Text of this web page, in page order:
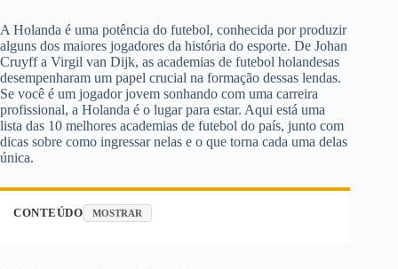
A Holanda é uma potência do futebol, conhecida por produzir
alguns dos maiores jogadores da história do esporte. De Johan
Cruyff a Virgil van Dijk, as academias de futebol holandesas
desempenharam um papel crucial na formação dessas lendas.
Se você é um jogador jovem sonhando com uma carreira
profissional, a Holanda é o lugar para estar. Aqui está uma
lista das 10 melhores academias de futebol do país, junto com
dicas sobre como ingressar nelas e o que torna cada uma delas
única.
CONTEÚDO MOSTRAR